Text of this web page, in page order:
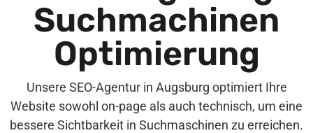
Suchmachinen
Optimierung
Unsere SEO-Agentur in Augsburg optimiert Ihre
Website sowohl on-page als auch technisch, um eine
bessere Sichtbarkeit in Suchmaschinen zu erreichen.